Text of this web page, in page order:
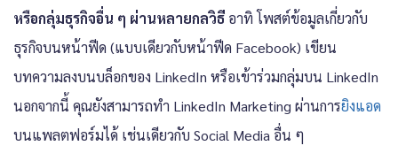
หรือกลุ่มธุรกิจอื่น ๆ ผ่านหลายกลวิธี อาทิ โพสต์ข้อมูลเกี่ยวกับ
ธุรกิจบนหน้าฟีด (แบบเดียวกับหน้าฟีด Facebook) เขียน
บทความลงบนบล็อกของ LinkedIn หรือเข้าร่วมกลุ่มบน LinkedIn
นอกจากนี้ คุณยังสามารถทำ LinkedIn Marketing ผ่านการยิงแอด
บนแพลตฟอร์มได้ เช่นเดียวกับ Social Media อื่น ๆ